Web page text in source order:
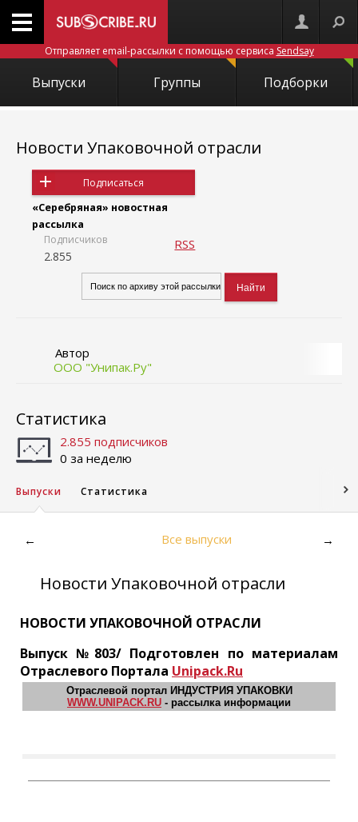
Отправляет email-рассылки с помощью сервиса Sendsay
Выпуски Группы Подборки
Новости Упаковочной отрасли
Подписаться
«Серебряная» новостная
рассылка
Подписчиков
2.855
RSS
Автор
ООО "Унипак.Ру"
Статистика
2.855 подписчиков
0 за неделю
Выпуски Статистика
← Все выпуски →
Новости Упаковочной отрасли
НОВОСТИ УПАКОВОЧНОЙ ОТРАСЛИ
Выпуск №803/ Подготовлен по материалам
Отраслевого Портала Unipack.Ru
Отраслевой портал ИНДУСТРИЯ УПАКОВКИ
WWW.UNIPACK.RU - рассылка информации